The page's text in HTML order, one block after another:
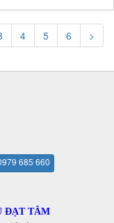
4 5 6 >
685 660
ĐẠT TÂM